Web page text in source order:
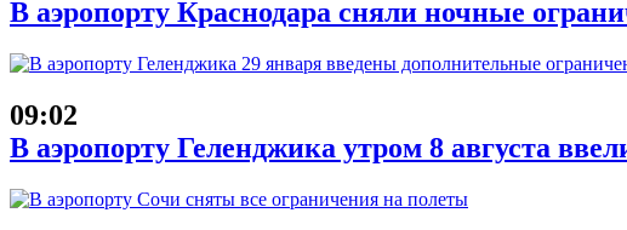
В аэропорту Краснодара сняли ночные
09:02
В аэропорту Геленджика утром 8 августа